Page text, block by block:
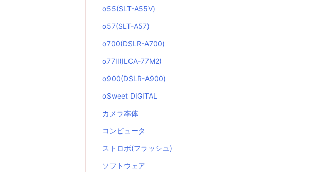
α55(SLT-A55V)
α57(SLT-A57)
α700(DSLR-A700)
α77II(ILCA-77M2)
α900(DSLR-A900)
αSweet DIGITAL
カメラ本体
コンピュータ
ストロボ(フラッシュ)
ソフトウェア